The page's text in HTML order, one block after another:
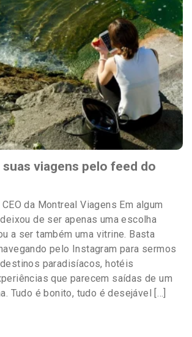
viagens pelo feed do
da Montreal Viagens Em algum
de ser apenas uma escolha
a ser também uma vitrine. Basta
pelo Instagram para sermos
paradisíacos, hotéis
que parecem saídas de um
Tudo é bonito, tudo é desejável […]